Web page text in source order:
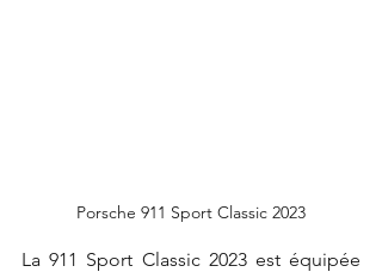
Porsche 911 Sport Classic 2023
La 911 Sport Classic 2023 est équipée